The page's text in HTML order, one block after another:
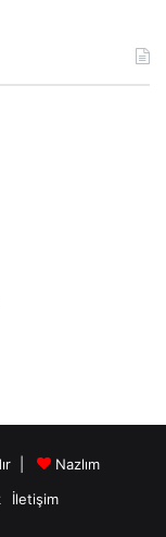
|
Nazlım
İletişim